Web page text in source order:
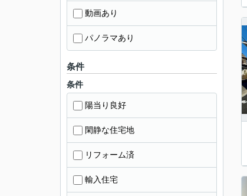
動画あり
パノラマあり
条件
条件
陽当り良好
閑静な住宅地
リフォーム済
輸入住宅